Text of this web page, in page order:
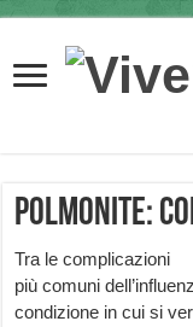
Polmonite:
Tra le complicazioni
più comuni
condizione in cui si